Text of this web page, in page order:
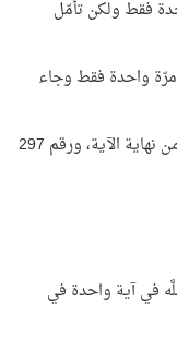
فقط ولكن تأمّل
مرّة واحدة فقط وجاء
لقد جاء حرف الظاء في ترتيب الحرف رقم 33 من نهاية الآية، ورقم 297
في آية واحدة في